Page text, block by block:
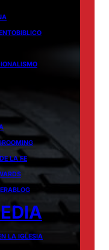
LA FE
LA IGLESIA